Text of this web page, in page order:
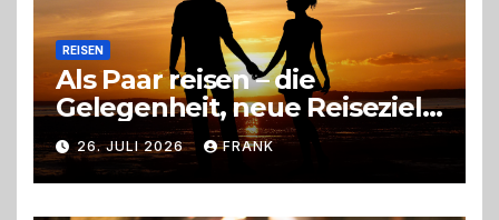
REISEN
Als Paar reisen – die
Gelegenheit, neue Reiseziele
zu entdecken
26. JULI 2026 FRANK